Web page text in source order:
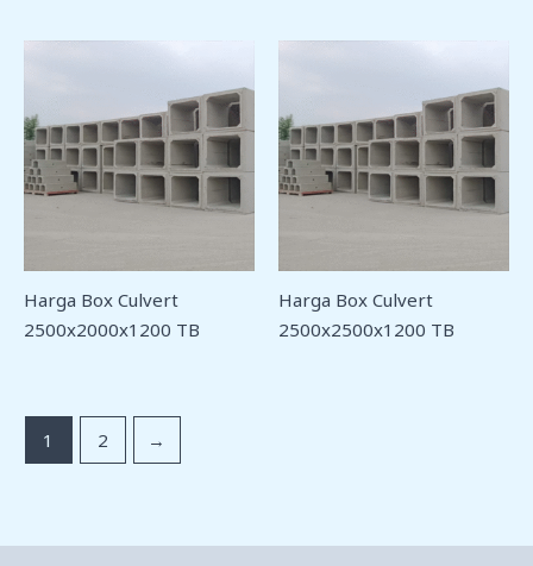
Harga Box Culvert
2500x2000x1200 TB
Harga Box Culvert
2500x2500x1200 TB
1 2 →